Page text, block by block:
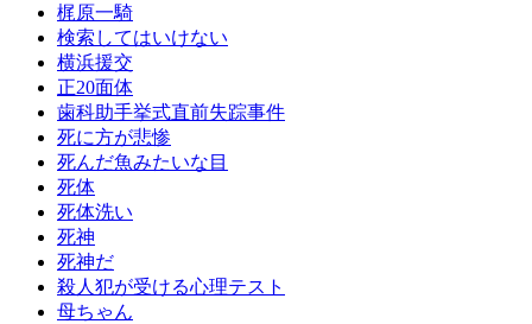
梶原一騎
検索してはいけない
横浜援交
正20面体
歯科助手挙式直前失踪事件
死に方が悲惨
死んだ魚みたいな目
死体
死体洗い
死神
死神だ
殺人犯が受ける心理テスト
母ちゃん